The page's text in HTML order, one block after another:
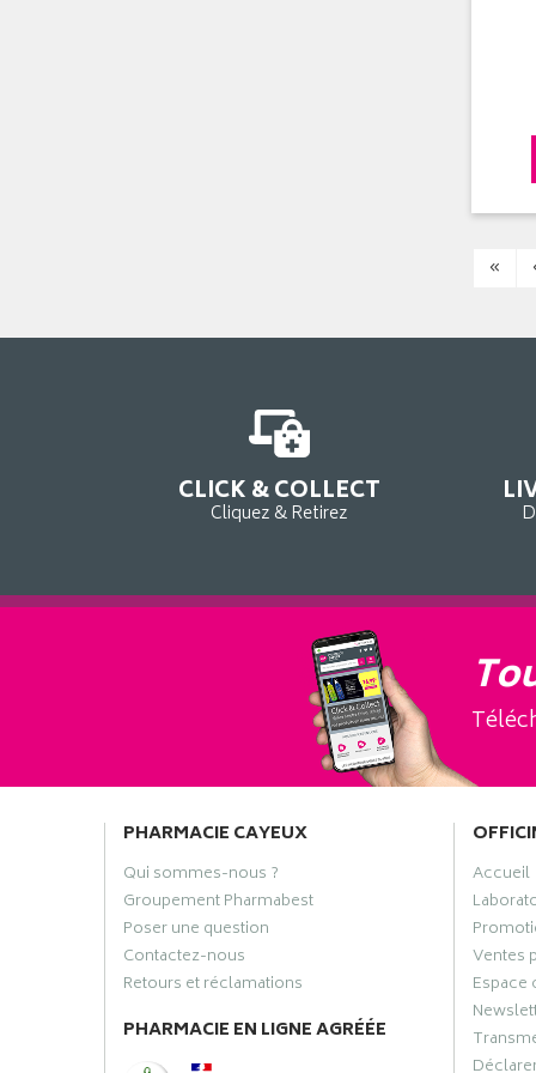
«
CLICK & COLLECT
Cliquez & Retirez
PHARMACIE CAYEUX
Qui sommes-nous ?
Groupement Pharmabest
Poser une question
Contactez-nous
Retours et réclamations
PHARMACIE EN LIGNE AGRÉÉE
Accueil
Ventes
Espace